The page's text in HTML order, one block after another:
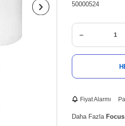
50000524
Fiyat Alarmı
Daha Fazla